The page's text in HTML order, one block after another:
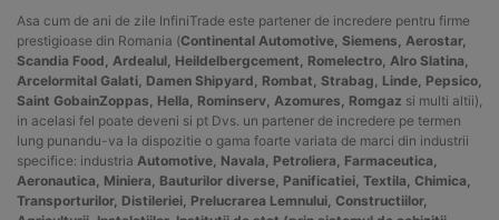
Asa cum de ani de zile InfiniTrade este partener de incredere pentru firme
prestigioase din Romania (Continental Automotive, Siemens, Aerostar,
Scandia Food, Ardealul, Heildelbergcement, Romelectro, Alro Slatina,
Arcelormital Galati, Damen Shipyard, Rombat, Strabag, Linde, Pepsico,
Saint GobainZoppas, Hella, Rominserv, Azomures, Romgaz si multi altii),
in acelasi fel poate deveni si pt Dvs. un partener de incredere pe termen
lung punandu-va la dispozitie o gama foarte variata de marci din industrii
specifice: industria Automotive, Navala, Petroliera, Farmaceutica,
Aeronautica, Miniera, Bauturilor diverse, Panificatiei, Textila, Chimica,
Transporturilor, Distileriei, Prelucrarea Lemnului, Constructiilor,